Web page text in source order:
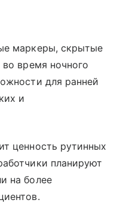
маркеры, скрытые
во время ночного
для ранней
и
ценность рутинных
планируют
на более